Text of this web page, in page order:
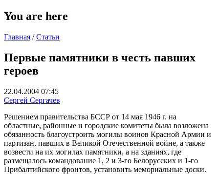
You are here
Главная / Статьи
Первые памятники в честь павших
героев
22.04.2004 07:45
Сергей Сергачев
Решением правительства БССР от 14 мая 1946 г. на
областные, районные и городские комитеты была возложена
обязанность благоустроить могилы воинов Красной Армии и
партизан, павших в Великой Отечественной войне, а также
возвести на их могилах памятники, а на зданиях, где
размещалось командование 1, 2 и 3-го Белорусских и 1-го
Прибалтийского фронтов, установить мемориальные доски.